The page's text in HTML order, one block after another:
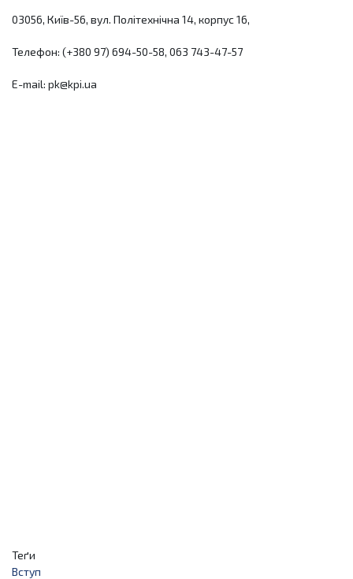
03056, Київ-56, вул. Політехнічна 14, корпус 16,
Телефон: (+380 97) 694-50-58, 063 743-47-57
E-mail: pk@kpi.ua
Теґи
Вступ